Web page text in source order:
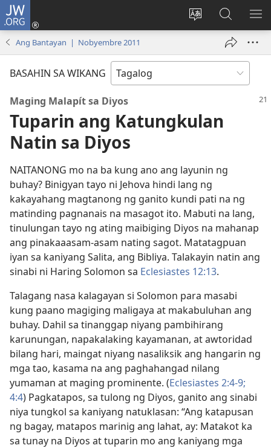
JW.ORG
Baguhin
ng
Mag-
log
bubukas
sa
JW.ORG
Ang Bantayan | Nobyembre 2011
BASAHIN SA WIKANG
Maging Malapít sa Diyos
Tuparin ang Katungkulan
Natin sa Diyos
NAITANONG mo na ba kung ano ang layunin ng
buhay? Binigyan tayo ni Jehova hindi lang ng
kakayahang magtanong ng ganito kundi pati na ng
matinding pagnanais na masagot ito. Mabuti na lang,
tinulungan tayo ng ating maibiging Diyos na mahanap
ang pinakaaasam-asam nating sagot. Matatagpuan
iyan sa kaniyang Salita, ang Bibliya. Talakayin natin ang
sinabi ni Haring Solomon sa Eclesiastes 12:13.
Talagang nasa kalagayan si Solomon para masabi
kung paano magiging maligaya at makabuluhan ang
buhay. Dahil sa tinanggap niyang pambihirang
karunungan, napakalaking kayamanan, at awtoridad
bilang hari, maingat niyang nasaliksik ang hangarin ng
mga tao, kasama na ang paghahangad nilang
yumaman at maging prominente. (Eclesiastes 2:4-9;
4:4) Pagkatapos, sa tulong ng Diyos, ganito ang sinabi
niya tungkol sa kaniyang natuklasan: “Ang katapusan
ng bagay, matapos marinig ang lahat, ay: Matakot ka
sa tunay na Diyos at tuparin mo ang kaniyang mga